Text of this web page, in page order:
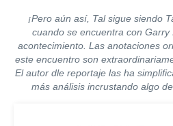
¡Pero aún así, Tal sigue siendo
cuando se encuentra con
acontecimiento. Las anotaciones
este encuentro son
El autor dle reportaje las ha
más análisis incrustando algo